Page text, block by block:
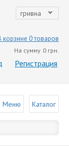
гривна
корзине 0 товаров
На сумму 0 грн.
Регистрация
Меню Каталог